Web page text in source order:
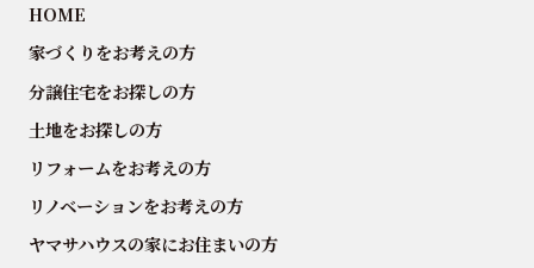
HOME
家づくりをお考えの方
分譲住宅をお探しの方
土地をお探しの方
リフォームをお考えの方
リノベーションをお考えの方
ヤマサハウスの家にお住まいの方